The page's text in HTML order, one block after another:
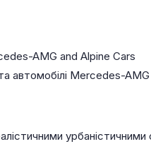
AMG and Alpine Cars
автомобілі Mercedes-